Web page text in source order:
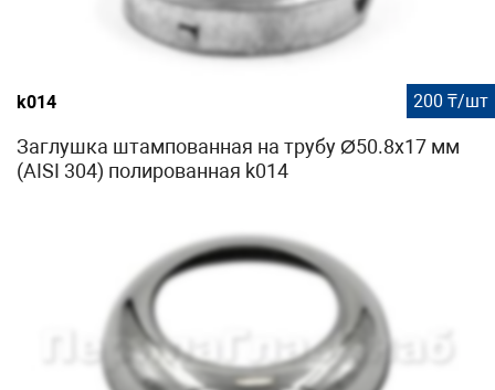
k014 200 ₸/шт
Заглушка штампованная на трубу Ø50.8х17 мм
(AISI 304) полированная k014